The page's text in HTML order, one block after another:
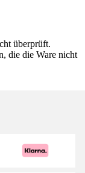
überprüft.
die die Ware nicht